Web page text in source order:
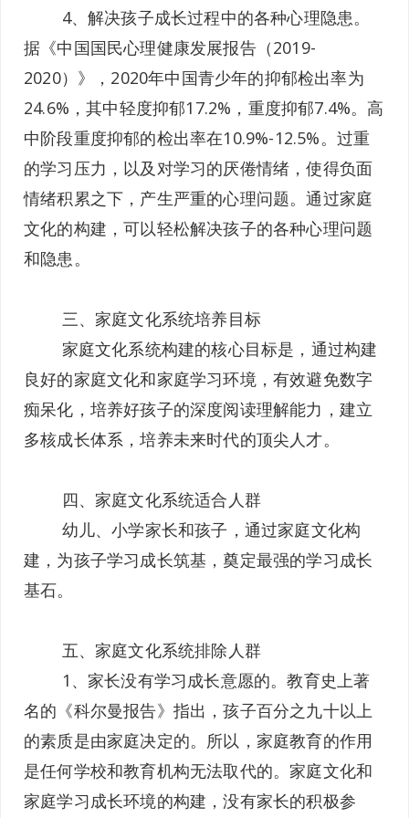
4、解决孩子成长过程中的各种心理隐患。
据《中国国民心理健康发展报告（2019-
2020）》，2020年中国青少年的抑郁检出率为
24.6%，其中轻度抑郁17.2%，重度抑郁7.4%。高
中阶段重度抑郁的检出率在10.9%-12.5%。过重
的学习压力，以及对学习的厌倦情绪，使得负面
情绪积累之下，产生严重的心理问题。通过家庭
文化的构建，可以轻松解决孩子的各种心理问题
和隐患。
三、家庭文化系统培养目标
家庭文化系统构建的核心目标是，通过构建
良好的家庭文化和家庭学习环境，有效避免数字
痴呆化，培养好孩子的深度阅读理解能力，建立
多核成长体系，培养未来时代的顶尖人才。
四、家庭文化系统适合人群
幼儿、小学家长和孩子，通过家庭文化构
建，为孩子学习成长筑基，奠定最强的学习成长
基石。
五、家庭文化系统排除人群
1、家长没有学习成长意愿的。教育史上著
名的《科尔曼报告》指出，孩子百分之九十以上
的素质是由家庭决定的。所以，家庭教育的作用
是任何学校和教育机构无法取代的。家庭文化和
家庭学习成长环境的构建，没有家长的积极参